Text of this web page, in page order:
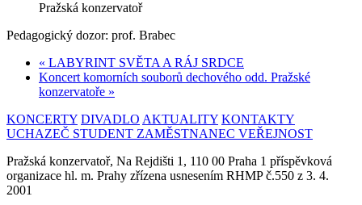
Pražská konzervatoř
Pedagogický dozor: prof. Brabec
« LABYRINT SVĚTA A RÁJ SRDCE
Koncert komorních souborů dechového odd. Pražské
konzervatoře »
KONCERTY DIVADLO AKTUALITY KONTAKTY
UCHAZEČ STUDENT ZAMĚSTNANEC VEŘEJNOST
Pražská konzervatoř, Na Rejdišti 1, 110 00 Praha 1 příspěvková
organizace hl. m. Prahy zřízena usnesením RHMP č.550 z 3. 4.
2001